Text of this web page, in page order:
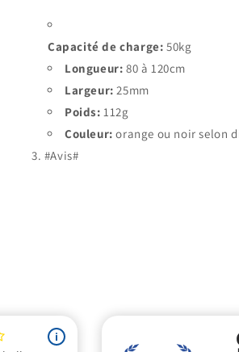
Capacité de charge: 50kg
Longueur: 80 à 120cm
Largeur: 25mm
Poids: 112g
Couleur: orange ou noir selon
#Avis#